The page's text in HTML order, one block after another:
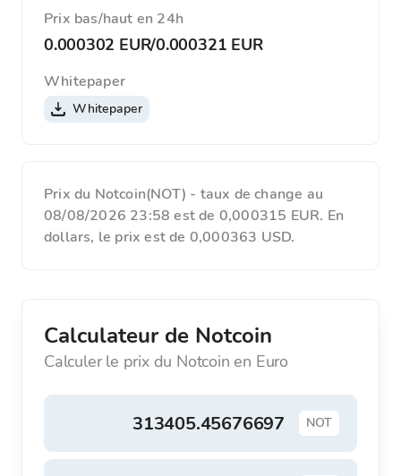
Prix ​​bas/haut en 24h
0.000302 EUR/0.000321 EUR
Whitepaper
Whitepaper
Prix du Notcoin(NOT) - taux de change au
08/08/2026 23:58 est de 0,000315 EUR. En
dollars, le prix est de 0,000363 USD.
Calculateur de Notcoin
Calculer le prix du Notcoin en Euro
NOT